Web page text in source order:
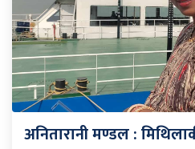
अनितारानी मण्डल :